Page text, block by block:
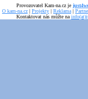
Provozovatel Kam-na.cz je
O kam-na.cz | Projekty | Reklama |
Kontaktovat nás můžte na